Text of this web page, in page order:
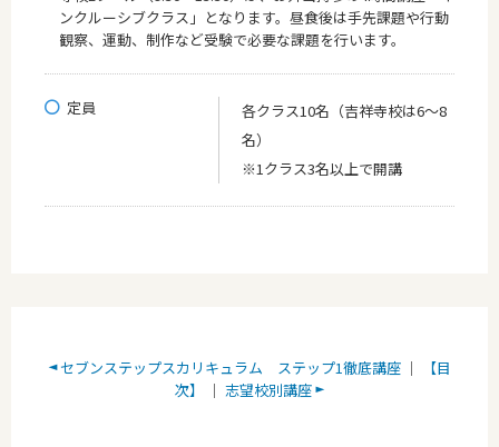
ンクルーシブクラス」となります。昼食後は手先課題や行動
観察、運動、制作など受験で必要な課題を行います。
定員
各クラス10名（吉祥寺校は6～8
名）
※1クラス3名以上で開講
セブンステップスカリキュラム ステップ1徹底講座 ｜
【目
次】
｜ 志望校別講座